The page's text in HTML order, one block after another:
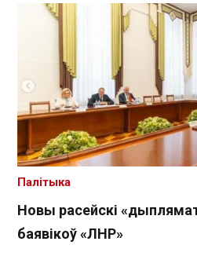
Новы расейскі
баявікоў «ЛНР»
Палітыка